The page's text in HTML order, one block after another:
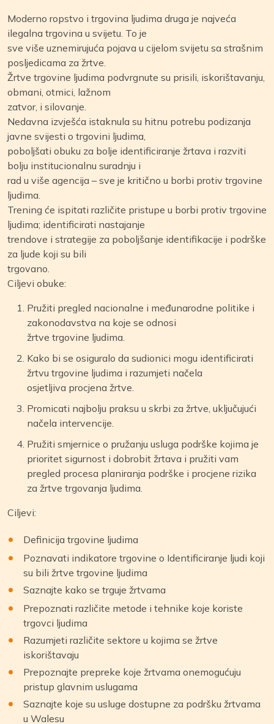
Moderno ropstvo i trgovina ljudima druga je najveća
ilegalna trgovina u svijetu. To je
sve više uznemirujuća pojava u cijelom svijetu sa strašnim
posljedicama za žrtve.
Žrtve trgovine ljudima podvrgnute su prisili, iskorištavanju,
obmani, otmici, lažnom
zatvor, i silovanje.
Nedavna izvješća istaknula su hitnu potrebu podizanja
javne svijesti o trgovini ljudima,
poboljšati obuku za bolje identificiranje žrtava i razviti
bolju institucionalnu suradnju i
rad u više agencija – sve je kritično u borbi protiv trgovine
ljudima.
Trening će ispitati različite pristupe u borbi protiv trgovine
ljudima; identificirati nastajanje
trendove i strategije za poboljšanje identifikacije i podrške
za ljude koji su bili
trgovano.
Ciljevi obuke:
Pružiti pregled nacionalne i međunarodne politike i
zakonodavstva na koje se odnosi
žrtve trgovine ljudima.
Kako bi se osiguralo da sudionici mogu identificirati
žrtvu trgovine ljudima i razumjeti načela
osjetljiva procjena žrtve.
Promicati najbolju praksu u skrbi za žrtve, uključujući
načela intervencije.
Pružiti smjernice o pružanju usluga podrške kojima je
prioritet sigurnost i dobrobit žrtava i pružiti vam
pregled procesa planiranja podrške i procjene rizika
za žrtve trgovanja ljudima.
Ciljevi:
Definicija trgovine ljudima
Poznavati indikatore trgovine o Identificiranje ljudi koji
su bili žrtve trgovine ljudima
Saznajte kako se trguje žrtvama
Prepoznati različite metode i tehnike koje koriste
trgovci ljudima
Razumjeti različite sektore u kojima se žrtve
iskorištavaju
Prepoznajte prepreke koje žrtvama onemogućuju
pristup glavnim uslugama
Saznajte koje su usluge dostupne za podršku žrtvama
u Walesu